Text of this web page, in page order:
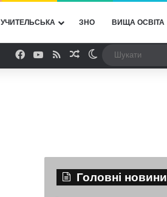
УЧИТЕЛЬСЬКА ЗНО ВИЩА ОСВІТА
Facebook
YouTube
RSSВипадкова стаття
Switch skin
Головні новини